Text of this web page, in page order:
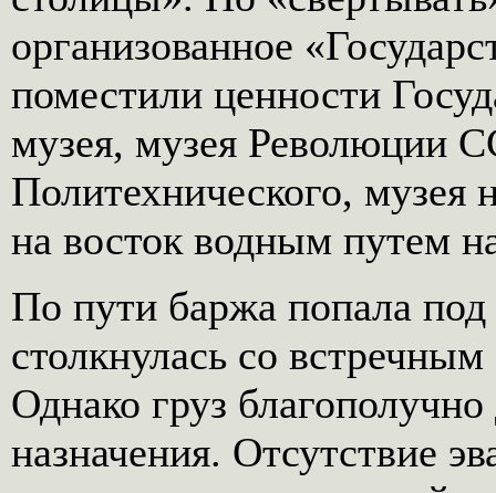
организованное
поместили ценности
музея, музея Революции
Политехнического,
на восток водным путем
По пути баржа попала
столкнулась со
Однако груз
назначения. Отсутствие